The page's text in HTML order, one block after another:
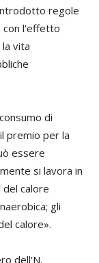
regole
con l'effetto
vita
di
premio per la
essere
si lavora in
calore
gli
calore».
dell'N.